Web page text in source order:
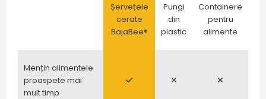
Șervețele
cerate
BajaBee®
Pungi
din
plastic
Containere
pentru
alimente
Mențin alimentele
proaspete mai
mult timp